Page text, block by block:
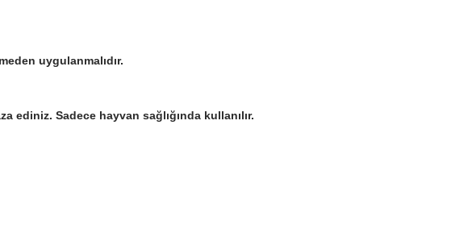
uygulanmalıdır.
ediniz. Sadece hayvan sağlığında kullanılır.